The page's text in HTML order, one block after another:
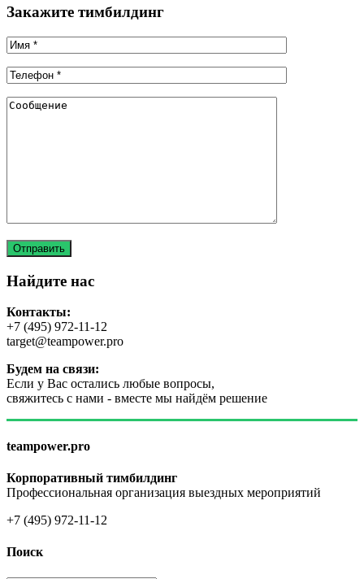
Закажите тимбилдинг
Найдите нас
Контакты:
+7 (495) 972-11-12
target@teampower.pro
Будем на связи:
Если у Вас остались любые вопросы,
свяжитесь с нами - вместе мы найдём решение
teampower.pro
Корпоративный тимбилдинг
Профессиональная организация выездных мероприятий
+7 (495) 972-11-12
Поиск